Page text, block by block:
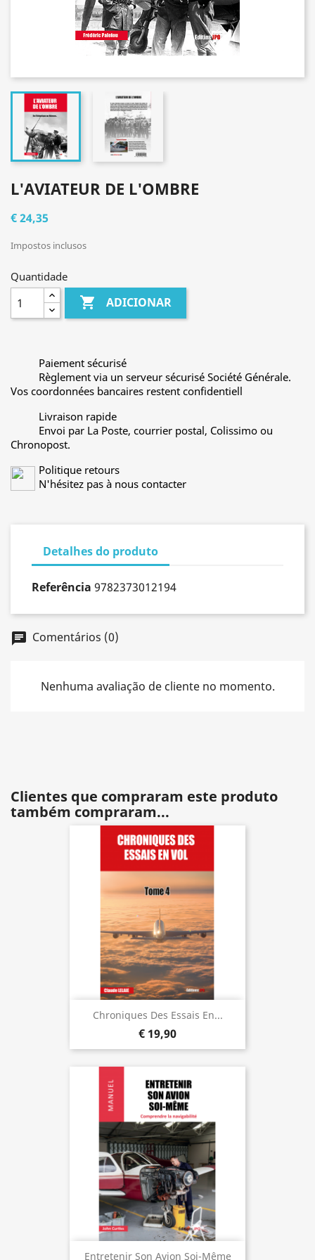
L'AVIATEUR DE L'OMBRE
€ 24,35
Impostos inclusos
Quantidade
 ADICIONAR
Paiement sécurisé
Règlement via un serveur sécurisé Société Générale.
Vos coordonnées bancaires restent confidentiell
Livraison rapide
Envoi par La Poste, courrier postal, Colissimo ou
Chronopost.
Politique retours
N'hésitez pas à nous contacter
Detalhes do produto
Referência 9782373012194
chat Comentários (0)
Nenhuma avaliação de cliente no momento.
Clientes que compraram este produto
também compraram...
Chroniques Des Essais En...
€ 19,90
Entretenir Son Avion Soi-Même